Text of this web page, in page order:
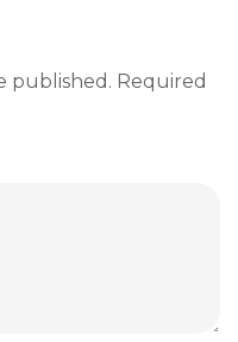
Stack
published. Required